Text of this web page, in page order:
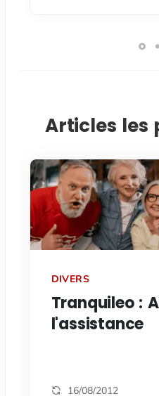
Articles les
DIVERS
Tranquileo :
l'assistance
16/08/2012